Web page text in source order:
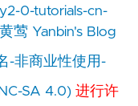
0-tutorials-cn-
莺 Yanbin's Blog
-非商业性使用-
SA 4.0) 进行许